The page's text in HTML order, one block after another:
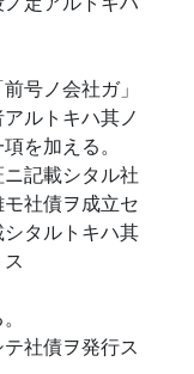
号ノ会社ガ」
ルトキハ其ノ
を加える。
記載シタル社
社債ヲ成立セ
タルトキハ其
社債ヲ発行ス